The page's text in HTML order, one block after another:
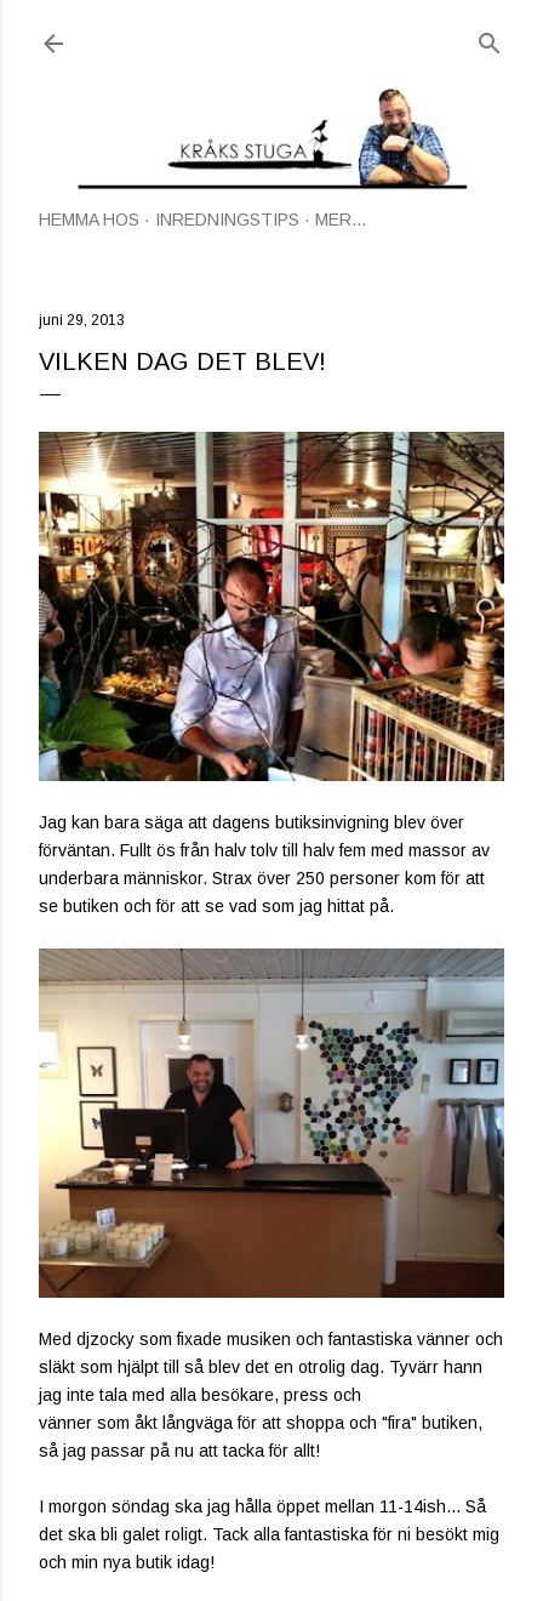
HEMMA HOS INREDNINGSTIPS MER…
juni 29, 2013
VILKEN DAG DET BLEV!
Jag kan bara säga att dagens butiksinvigning blev över
förväntan. Fullt ös från halv tolv till halv fem med massor av
underbara människor. Strax över 250 personer kom för att
se butiken och för att se vad som jag hittat på.
Med djzocky som fixade musiken och fantastiska vänner och
släkt som hjälpt till så blev det en otrolig dag. Tyvärr hann
jag inte tala med alla besökare, press och
vänner som åkt långväga för att shoppa och "fira" butiken,
så jag passar på nu att tacka för allt!
I morgon söndag ska jag hålla öppet mellan 11-14ish... Så
det ska bli galet roligt. Tack alla fantastiska för ni besökt mig
och min nya butik idag!